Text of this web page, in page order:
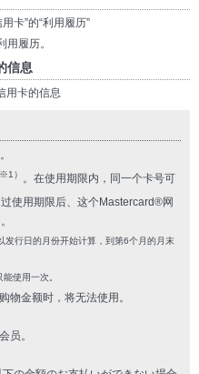
卡”的“利用履历”
履历。
信息
用卡的信息
※1） 。在使用期限内，同一个卡号可
使用期限后、这个Mastercard®网
行日的月份开始计算，到第6个月的月末
使用一次。
物金额时，将无法使用。
员。